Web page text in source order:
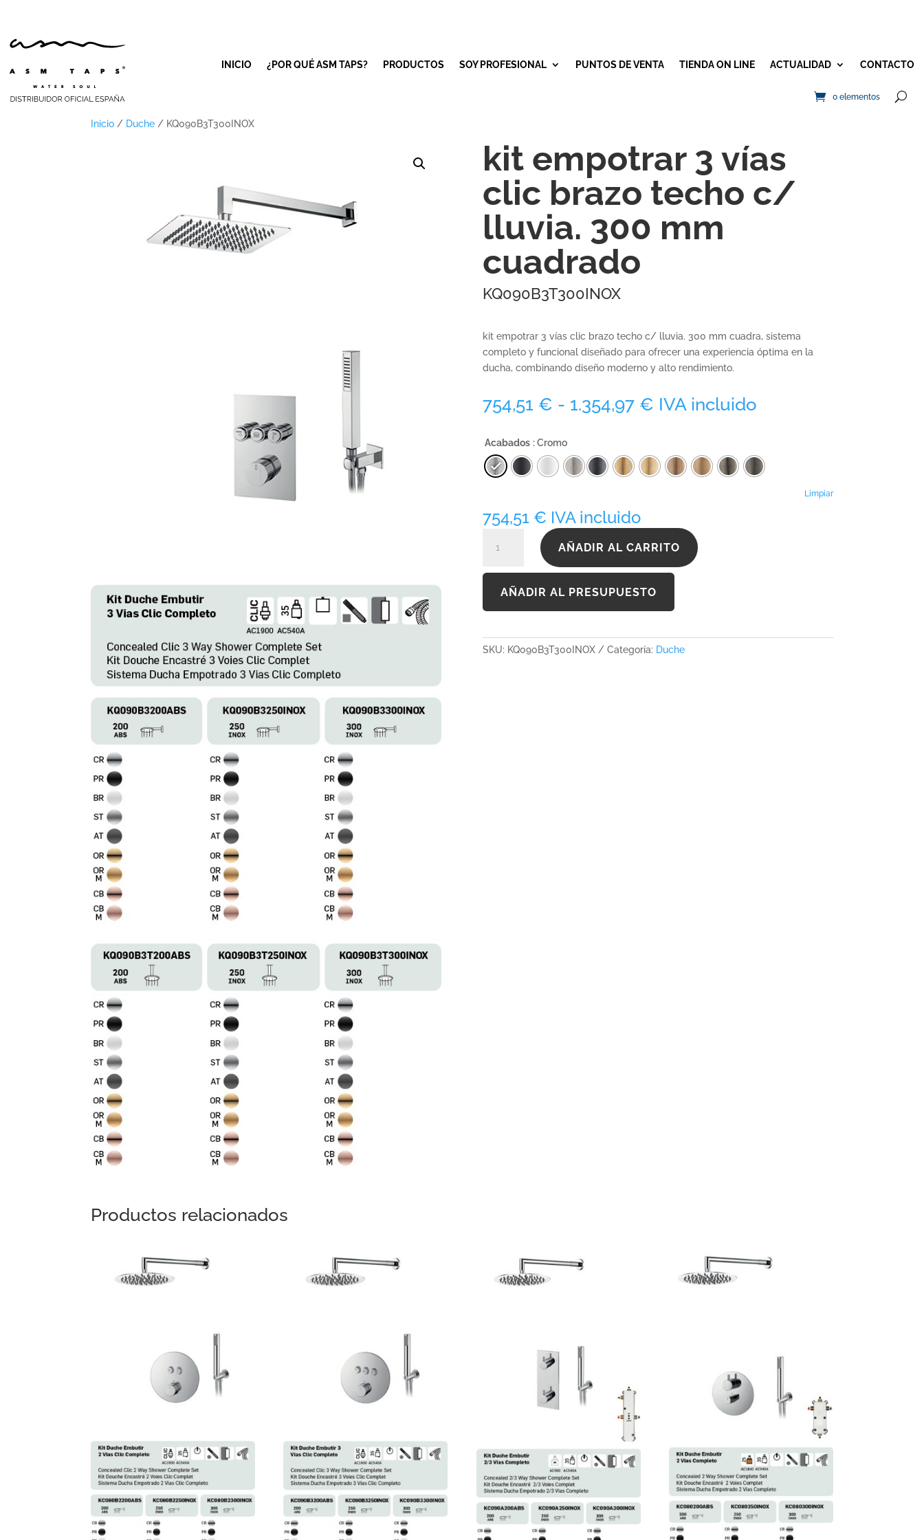
INICIO ¿POR QUÉ ASM TAPS? PRODUCTOS SOY PROFESIONAL PUNTOS DE VENTA TIENDA ON LINE ACTUALIDAD CONTACTO
0 elementos
Inicio / Duche / KQ090B3T300INOX
kit empotrar 3 vías
clic brazo techo c/
lluvia. 300 mm
cuadrado
KQ090B3T300INOX
kit empotrar 3 vías clic brazo techo c/ lluvia. 300 mm cuadra, sistema
completo y funcional diseñado para ofrecer una experiencia óptima en la
ducha, combinando diseño moderno y alto rendimiento.
754,51 € - 1.354,97 €Rango
desde
754,51 €
hasta
IVA incluido
Acabados : Cromo
Limpiar
754,51 € IVA incluido
KQ090B3T300INOX
cantidad
AÑADIR AL CARRITO
AÑADIR AL PRESUPUESTO
SKU: KQ090B3T300INOX Categoría: Duche
Productos relacionados